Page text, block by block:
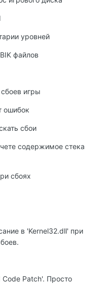
уровней
файлов
игры
ошибок
сбои
содержимое стека
сбоях
в 'Kernel32.dll' при
Patch'. Просто